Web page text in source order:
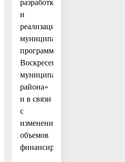
разработки
и
реализации
муниципальных
программ
Воскресенского
муниципального
района»
и в связи
с
изменением
объемов
финансирования